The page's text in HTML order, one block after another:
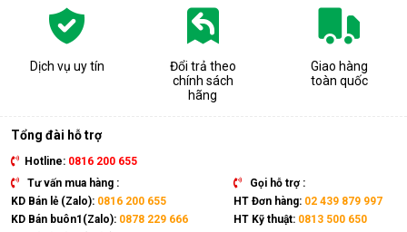
Dịch vụ uy tín
Đổi trả theo
chính sách
hãng
Giao hàng
toàn quốc
Tổng đài hỗ trợ
Hotline: 0816 200 655
Tư vấn mua hàng :
KD Bán lẻ (Zalo): 0816 200 655
KD Bán buôn1(Zalo): 0878 229 666
Gọi hỗ trợ :
HT Đơn hàng: 02 439 879 997
HT Kỹ thuật: 0813 500 650